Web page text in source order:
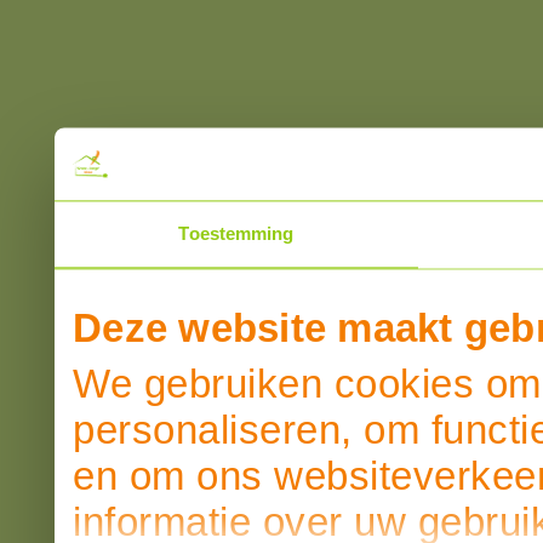
Toestemming
Deze website maakt
We gebruiken cookies
personaliseren, om
en om ons
informatie over uw